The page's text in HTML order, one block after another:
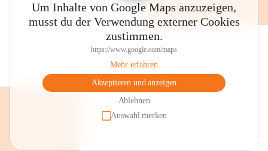
Um Inhalte von Google Maps anzuzeigen,
musst du der Verwendung externer Cookies
zustimmen.
https://www.google.com/maps
Mehr erfahren
Akzeptieren und anzeigen
Ablehnen
Auswahl merken